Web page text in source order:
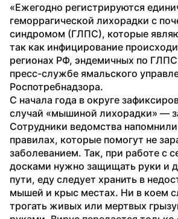
«Ежегодно регистрируются
геморрагической лихорадки с
синдромом (ГЛПС), которые
так как инфицирование
регионах РФ, эндемичных по
пресс-службе ямальского
Роспотребнадзора.
С начала года в округе
случай «мышиной лихорадки» —
Сотрудники ведомства
правилах, которые помогут не
заболеванием. Так, при работе с
досками нужно защищать руки и
пути, еду следует хранить в
мышей и крыс местах. Ни в коем
трогать живых или мертвых